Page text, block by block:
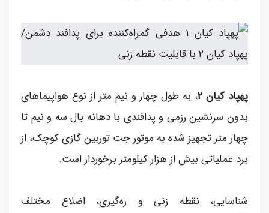
پهپاد کیان ۲ ، به طول چهار و نیم متر از نوع هواپیماهای
بدون سرنشین رزمی و پدافندی با دهانه بال سه و نیم تا
چهار متر تجهیز شده به موتور جت توربین گازی کوچک، از
برد عملیاتی بیش از هزار کیلومتر برخوردار است.
شناسایی، نقطه زنی و ره‌گیری، اضلاع مختلف